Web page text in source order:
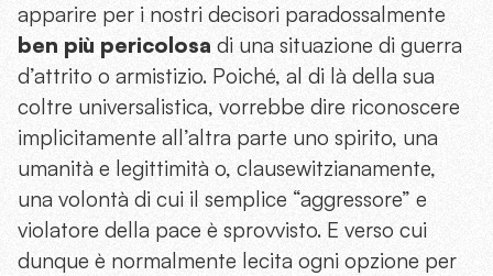
apparire per i nostri decisori paradossalmente
ben più pericolosa di una situazione di guerra
d’attrito o armistizio. Poiché, al di là della sua
coltre universalistica, vorrebbe dire riconoscere
implicitamente all’altra parte uno spirito, una
umanità e legittimità o, clausewitzianamente,
una volontà di cui il semplice “aggressore” e
violatore della pace è sprovvisto. E verso cui
dunque è normalmente lecita ogni opzione per